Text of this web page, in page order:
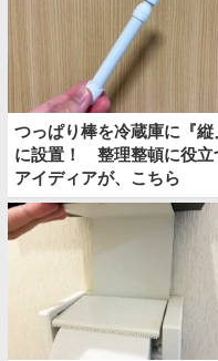
つっぱり棒を冷蔵庫に『縦
に設置！ 整理整頓に役立
アイディアが、こちら